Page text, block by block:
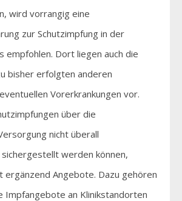
wird vorrangig eine
zur Schutzimpfung in der
empfohlen. Dort liegen auch die
bisher erfolgten anderen
Vorerkrankungen vor.
über die
nicht überall
werden können,
ergänzend Angebote. Dazu gehören
Impfangebote an Klinikstandorten